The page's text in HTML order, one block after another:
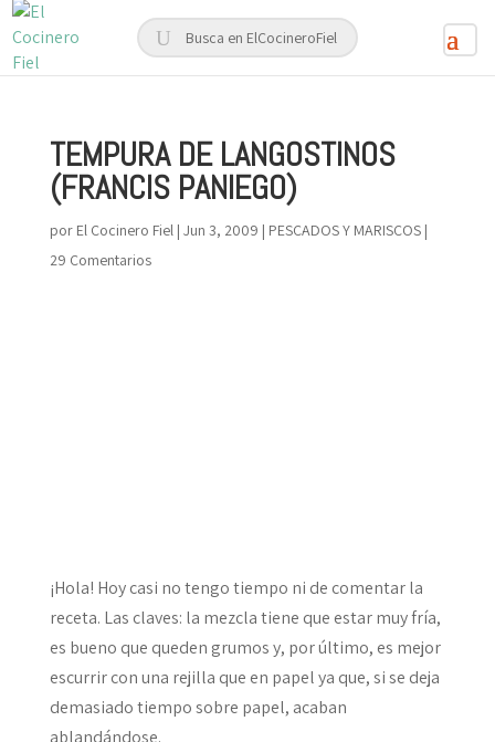
TEMPURA DE LANGOSTINOS
(FRANCIS PANIEGO)
por El Cocinero Fiel| Jun 3, 2009 | PESCADOS Y MARISCOS|
29 Comentarios
¡Hola! Hoy casi no tengo tiempo ni de comentar la
receta. Las claves: la mezcla tiene que estar muy fría,
es bueno que queden grumos y, por último, es mejor
escurrir con una rejilla que en papel ya que, si se deja
demasiado tiempo sobre papel, acaban
ablandándose.